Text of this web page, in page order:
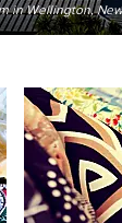
in Wellington,